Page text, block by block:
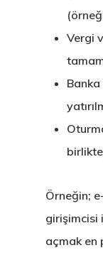
Vergi
Banka
Örneğin;
girişimcisi
açmak en